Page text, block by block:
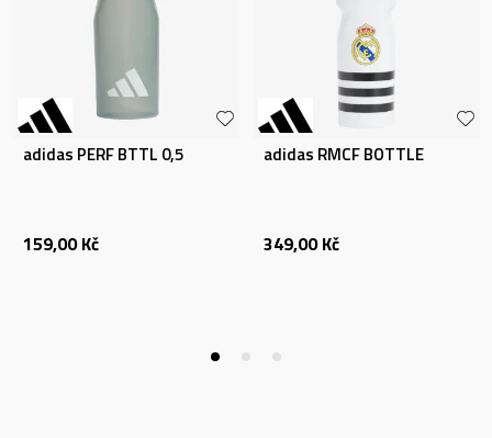
adidas PERF BTTL 0,5
159,00 Kč
adidas RMCF BOTTLE
349,00 Kč